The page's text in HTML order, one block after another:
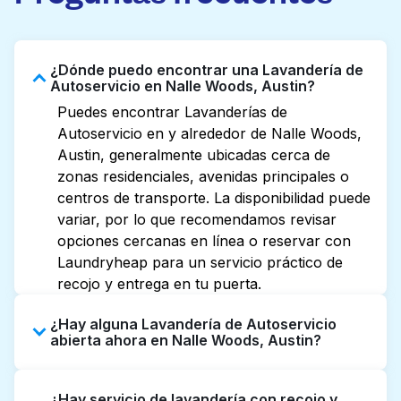
¿Dónde puedo encontrar una Lavandería de
Autoservicio en Nalle Woods, Austin?
Puedes encontrar Lavanderías de
Autoservicio en y alrededor de Nalle Woods,
Austin, generalmente ubicadas cerca de
zonas residenciales, avenidas principales o
centros de transporte. La disponibilidad puede
variar, por lo que recomendamos revisar
opciones cercanas en línea o reservar con
Laundryheap para un servicio práctico de
recojo y entrega en tu puerta.
¿Hay alguna Lavandería de Autoservicio
abierta ahora en Nalle Woods, Austin?